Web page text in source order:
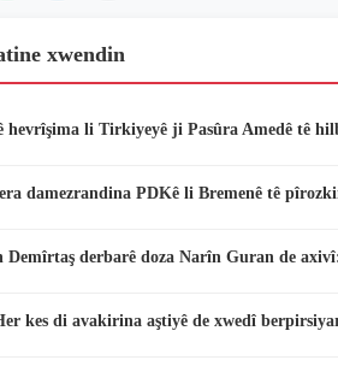
xwendin
hevrîşima li Tirkiyeyê ji Pasûra Amedê tê
damezrandina PDKê li Bremenê tê
Demîrtaş derbarê doza Narîn Guran de
kes di avakirina aştiyê de xwedî